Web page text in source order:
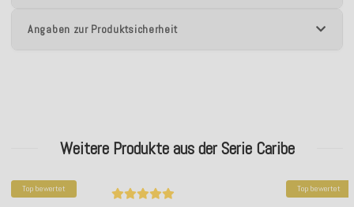
Angaben zur Produktsicherheit
Weitere Produkte aus der Serie Caribe
Top bewertet Top bewertet